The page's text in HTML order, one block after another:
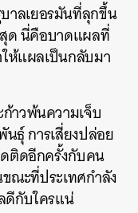
าลเยอรมันที่ลุกขึ้น
ด นี่คือบาดแผลที่
ห้แผลเป็นกลับมา
ก้าวพ้นความเจ็บ
ธุ์ การเสี่ยงปล่อย
ติดอีกครั้งกับคน
ณะที่ประเทศกำลัง
กับใครแน่